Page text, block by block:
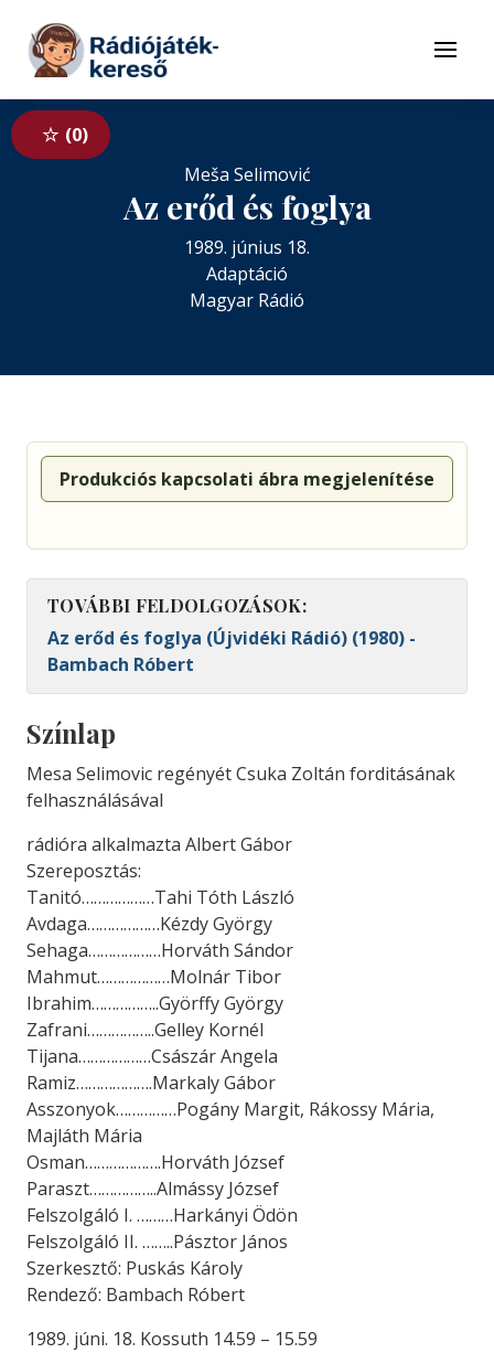
Tovább a tartalomhoz
Menü
0
Meša Selimović
Az erőd és foglya
1989. június 18.
Adaptáció
Magyar Rádió
Produkciós kapcsolati ábra megjelenítése
TOVÁBBI FELDOLGOZÁSOK:
Az erőd és foglya (Újvidéki Rádió) (1980) -
Bambach Róbert
Színlap
Mesa Selimovic regényét Csuka Zoltán forditásának
felhasználásával
rádióra alkalmazta Albert Gábor
Szereposztás:
Tanitó………………Tahi Tóth László
Avdaga………………Kézdy György
Sehaga………………Horváth Sándor
Mahmut………………Molnár Tibor
Ibrahim……………..Györffy György
Zafrani……………..Gelley Kornél
Tijana………………Császár Angela
Ramiz……………….Markaly Gábor
Asszonyok……………Pogány Margit, Rákossy Mária,
Majláth Mária
Osman……………….Horváth József
Paraszt……………..Almássy József
Felszolgáló I. ………Harkányi Ödön
Felszolgáló II. ……..Pásztor János
Szerkesztő: Puskás Károly
Rendező: Bambach Róbert
1989. júni. 18. Kossuth 14.59 – 15.59